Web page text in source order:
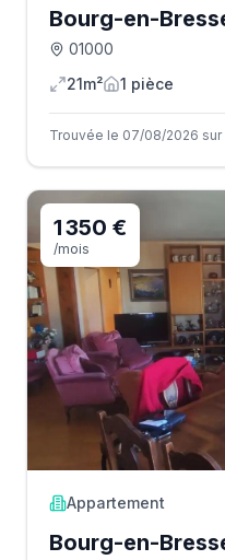
Bourg-en-
01000
21m²
1 pièce
Trouvée le 07/08/2026
1 350 €
/mois
Appartement
Bourg-en-